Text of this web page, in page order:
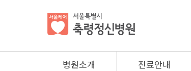
병원소개 진료안내